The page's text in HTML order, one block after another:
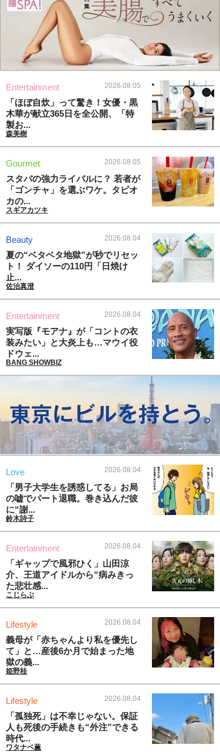
Entertainment 2026.08.05
「ほぼ自炊」って驚き！女優・黒
木華が献立365日を全公開、「特
製お...
森美樹
Gourmet 2026.08.05
スタバの強力ライバルに？ 若者が
「ゴンチャ」を選ぶワケ。タピオ
カの...
スギアカツキ
Beauty 2026.08.04
夏の“ベタベタ地獄”が秒でリセッ
ト！ ダイソーの110円「日焼け
止...
佐治真澄
Entertainment 2026.08.04
実写版『モアナ』が「コントの衣
装みたい」と大炎上も…マウイ役
ドウェ...
BANG SHOWBIZ
Love 2026.08.04
「男子大学生を誘惑してる」お局
の嘘でパート退職。巻き込んだ彼
に“謝...
鈴木詩子
Entertainment 2026.08.04
「ギャップで風邪ひく」山田涼
介、王道アイドルから“病みきっ
た悲壮感...
こじらぶ
Lifestyle 2026.08.04
義母が「赤ちゃんより私を優先し
て」と…産後6か月で始まった地
獄の義...
姫野桂
Lifestyle 2026.08.04
「孤独死」は不幸じゃない。保証
人も死後の手続きも“外注”できる
時代...
ワタナベ薫